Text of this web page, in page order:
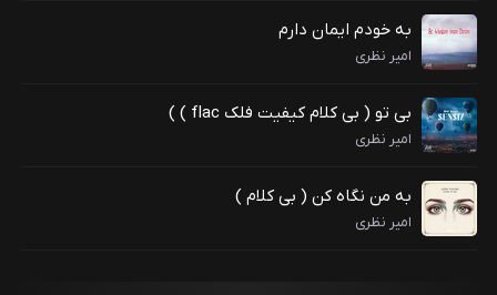
به خودم ایمان دارم
امیر نظری
بی تو ( بی کلام کیفیت فلک flac ) )
امیر نظری
به من نگاه کن ( بی کلام )
امیر نظری